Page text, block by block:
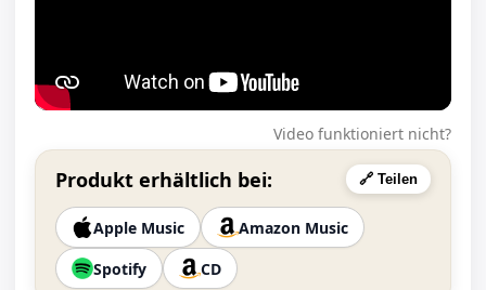
Video funktioniert nicht?
Produkt erhältlich bei: 🔗 Teilen
Apple Music
Amazon Music
Spotify
CD